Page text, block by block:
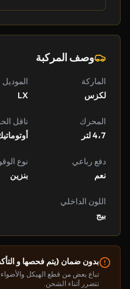
وصف المركبة
الماركة
لكزس
الموديل
LX
المحرك
4،7 لتر
ناقل
دفع رباعي
نعم
نوع
بنزين
اللون الداخلي
بيج
بدون ضمان (يتم فحصها و
تباع بعض من قطع الهيكل والأضواء
تتضرر أثناء الشحن.